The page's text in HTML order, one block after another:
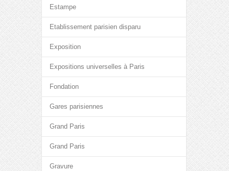
Estampe
Etablissement parisien disparu
Exposition
Expositions universelles à Paris
Fondation
Gares parisiennes
Grand Paris
Grand Paris
Gravure